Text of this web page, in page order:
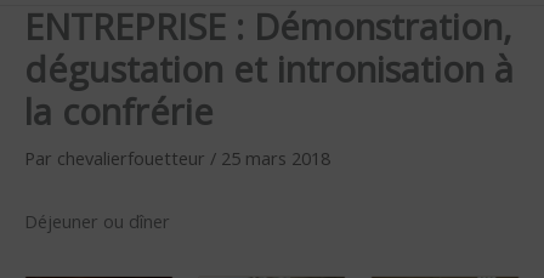
ENTREPRISE : Démonstration,
dégustation et intronisation à
la confrérie
Par chevalierfouetteur / 25 mars 2018
Déjeuner ou dîner